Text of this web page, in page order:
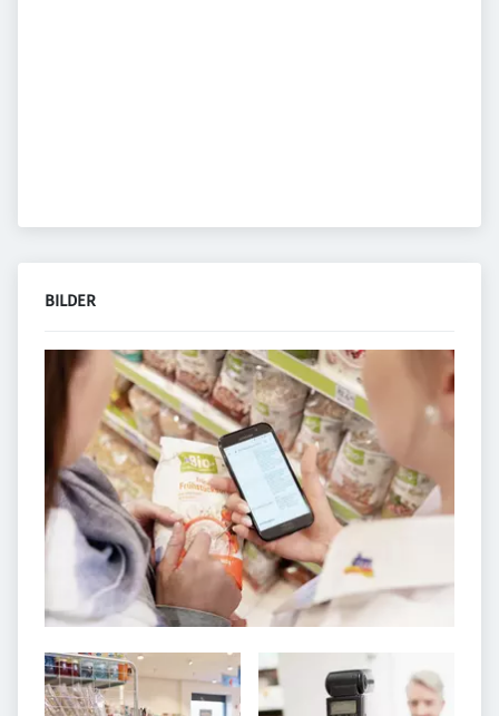
BILDER